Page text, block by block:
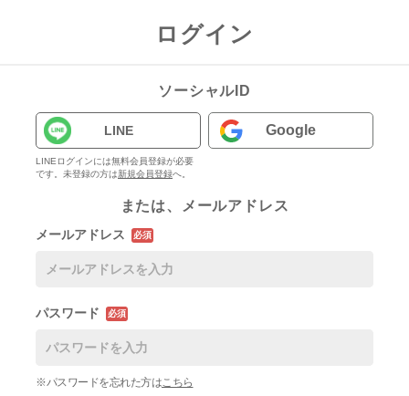
ログイン
ソーシャルID
LINE
LINEログインには無料会員登録が必要
です。未登録の方は新規会員登録へ。
Google
または、メールアドレス
メールアドレス 必須
パスワード 必須
※パスワードを忘れた方はこちら